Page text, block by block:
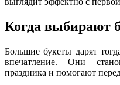
Когда выбирают
Большие букеты дарят
впечатление. Они
праздника и помогают